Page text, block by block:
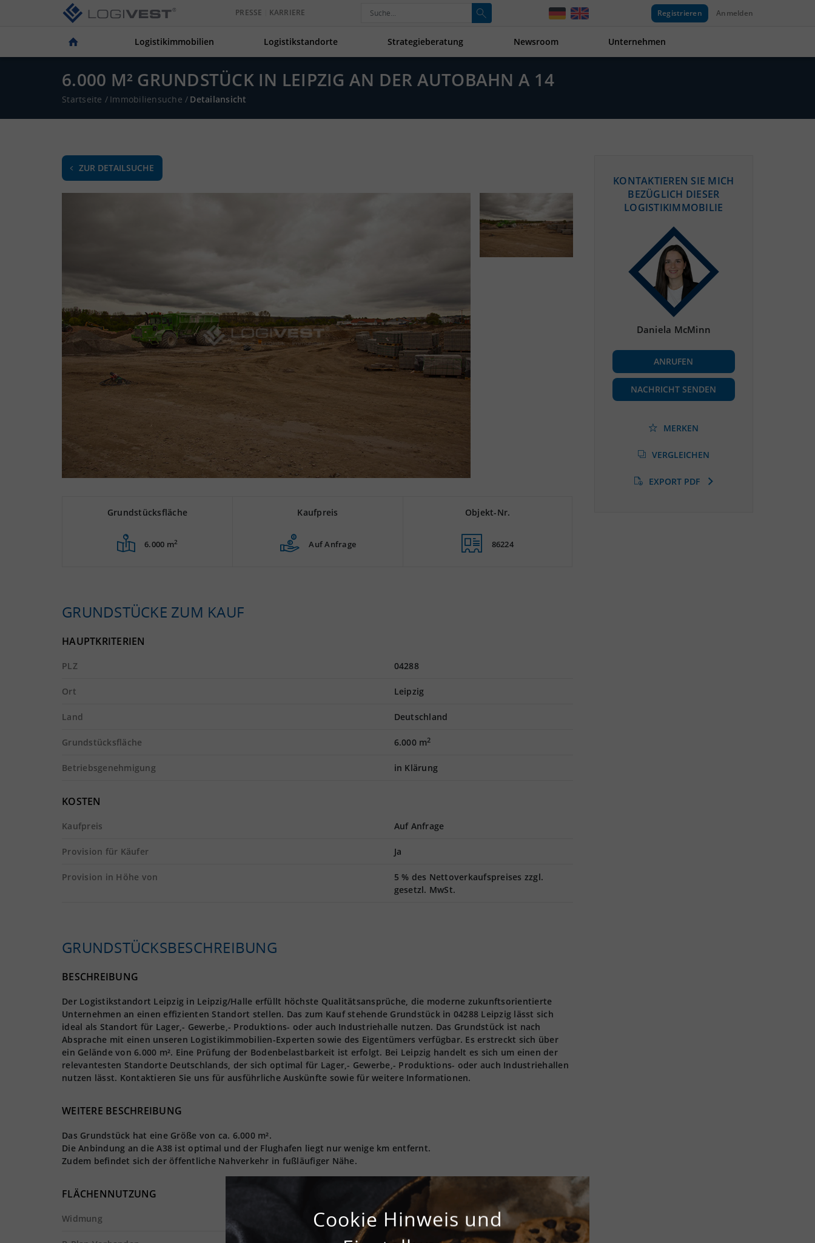
PRESSE KARRIERE Registrieren Anmelden
Logistikimmobilien Logistikstandorte Strategieberatung Newsroom Unternehmen
6.000 M² GRUNDSTÜCK IN LEIPZIG AN DER AUTOBAHN A 14
Startseite / Immobiliensuche / Detailansicht
ZUR DETAILSUCHE
Grundstücksfläche
6.000 m2
Kaufpreis
Auf Anfrage
Objekt-Nr.
86224
GRUNDSTÜCKE ZUM KAUF
HAUPTKRITERIEN
PLZ 04288
Ort Leipzig
Land Deutschland
Grundstücksfläche 6.000 m2
Betriebsgenehmigung in Klärung
KOSTEN
Kaufpreis Auf Anfrage
Provision für Käufer Ja
Provision in Höhe von
5 % des Nettoverkaufspreises zzgl.
gesetzl. MwSt.
GRUNDSTÜCKS­BESCHREIBUNG
BESCHREIBUNG
Der Logistikstandort Leipzig in Leipzig/Halle erfüllt höchste Qualitätsansprüche, die moderne zukunftsorientierte
Unternehmen an einen effizienten Standort stellen. Das zum Kauf stehende Grundstück in 04288 Leipzig lässt sich
ideal als Standort für Lager,- Gewerbe,- Produktions- oder auch Industriehalle nutzen. Das Grundstück ist nach
Absprache mit einen unseren Logistikimmobilien-Experten sowie des Eigentümers verfügbar. Es erstreckt sich über
ein Gelände von 6.000 m². Eine Prüfung der Bodenbelastbarkeit ist erfolgt. Bei Leipzig handelt es sich um einen der
relevantesten Standorte Deutschlands, der sich optimal für Lager,- Gewerbe,- Produktions- oder auch Industriehallen
nutzen lässt. Kontaktieren Sie uns für ausführliche Auskünfte sowie für weitere Informationen.
WEITERE BESCHREIBUNG
Das Grundstück hat eine Größe von ca. 6.000 m².
Die Anbindung an die A38 ist optimal und der Flughafen liegt nur wenige km entfernt.
Zudem befindet sich der öffentliche Nahverkehr in fußläufiger Nähe.
FLÄCHENNUTZUNG
Widmung GE
KONTAKTIEREN SIE MICH
BEZÜGLICH DIESER
LOGISTIKIMMOBILIE
Daniela McMinn
ANRUFEN
NACHRICHT SENDEN
MERKEN
VERGLEICHEN
EXPORT PDF
Cookie Hinweis und